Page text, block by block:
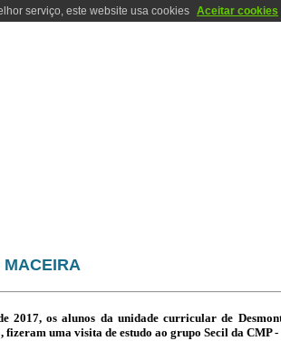
serviço, este website usa cookies Aceitar cookies
MACEIRA
2017, os alunos da unidade curricular de
fizeram uma visita de estudo ao grupo Secil da CMP